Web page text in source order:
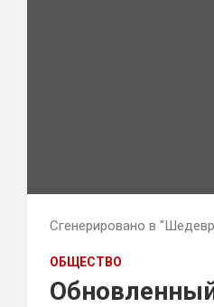
Сгенерировано в
ОБЩЕСТВО